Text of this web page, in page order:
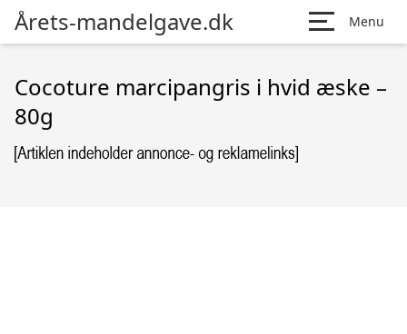
Årets-mandelgave.dk Menu
Cocoture marcipangris i hvid æske –
80g